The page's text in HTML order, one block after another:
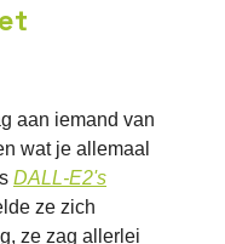
aan iemand van
wat je allemaal
DALL-E2's
ze zich
ze zag allerlei